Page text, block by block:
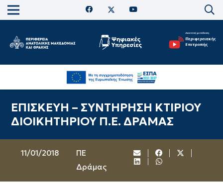
ΕΠΙΣΚΕΥΗ – ΣΥΝΤΗΡΗΣΗ ΚΤΙΡΙΟΥ
ΔΙΟΙΚΗΤΗΡΙΟΥ Π.Ε. ΔΡΑΜΑΣ
11/01/2018
ΠΕ
Δράμας